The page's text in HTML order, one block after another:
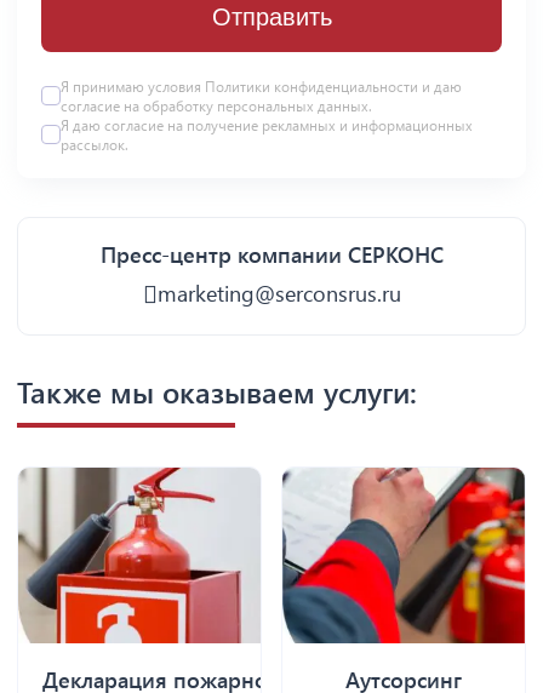
Отправить
Я принимаю условия Политики конфиденциальности и даю
согласие на обработку персональных данных.
Я даю согласие на получение рекламных и информационных
рассылок.
Пресс-центр компании СЕРКОНС
marketing@serconsrus.ru
Также мы оказываем услуги:
Декларация пожарной
Аутсорсинг